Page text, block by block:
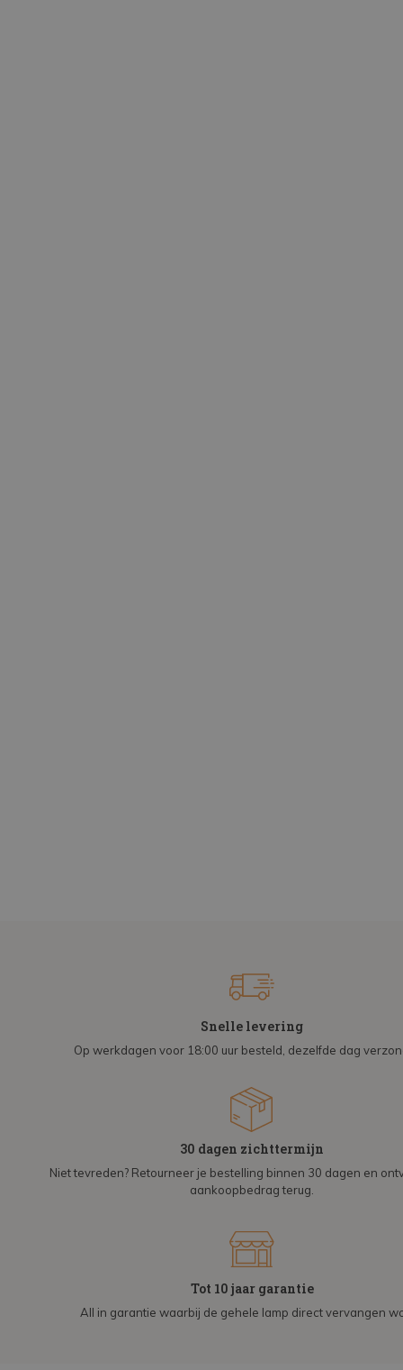
Snelle levering
Op werkdagen voor 18:00 uur besteld, dezelfde dag
30 dagen zichttermijn
Niet tevreden? Retourneer je bestelling binnen 30 dagen en
aankoopbedrag terug.
Tot 10 jaar garantie
All in garantie waarbij de gehele lamp direct vervangen